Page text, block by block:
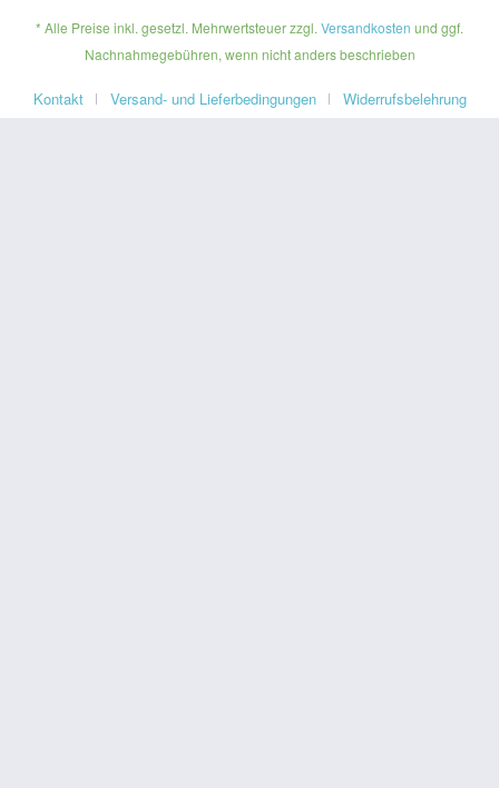
* Alle Preise inkl. gesetzl. Mehrwertsteuer zzgl. Versandkosten und ggf.
Nachnahmegebühren, wenn nicht anders beschrieben
Kontakt Versand- und Lieferbedingungen Widerrufsbelehrung